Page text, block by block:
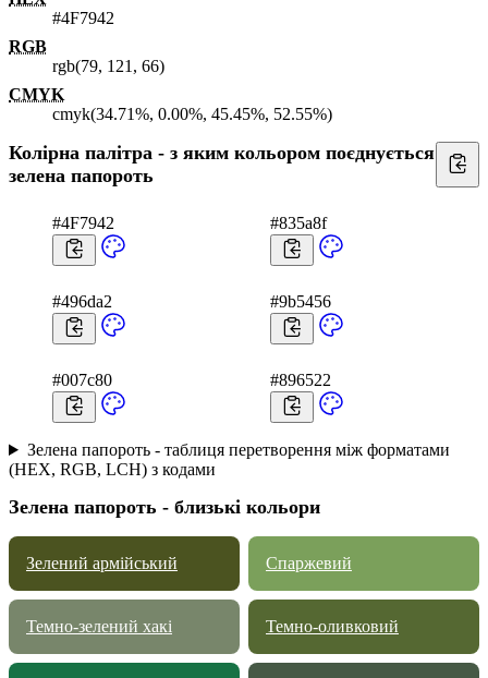
#4F7942
RGB
rgb(79, 121, 66)
CMYK
cmyk(34.71%, 0.00%, 45.45%, 52.55%)
Колірна палітра - з яким кольором поєднується
зелена папороть
#4F7942 #835a8f
#496da2 #9b5456
#007c80 #896522
Зелена папороть - таблиця перетворення між форматами
(HEX, RGB, LCH) з кодами
Зелена папороть - близькі кольори
Зелений армійський Спаржевий
Темно-зелений хакі Темно-оливковий